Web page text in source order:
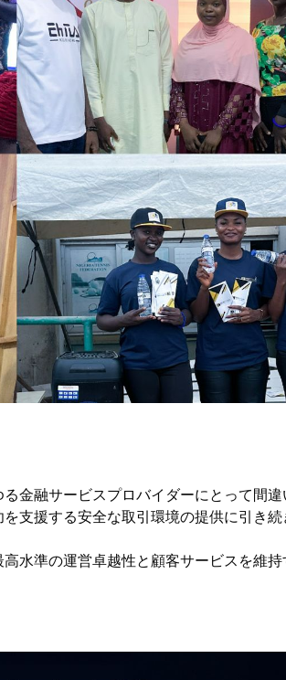
金融サービスプロバイダーにとって間
支援する安全な取引環境の提供に引き続
水準の運営卓越性と顧客サービスを維